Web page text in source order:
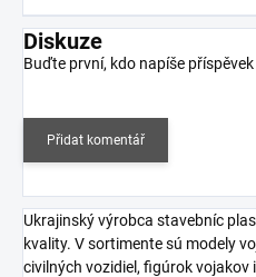
Diskuze
Buďte první, kdo napíše
Přidat komentář
Ukrajinský výrobca stavebníc
kvality. V sortimente sú modely
civilných vozidiel, figúrok vojakov